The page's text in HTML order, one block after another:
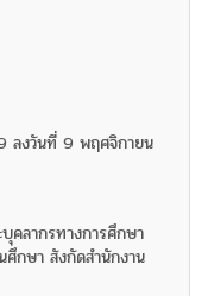
ลงวันที่ 9 พฤศจิกายน
คลากรทางการศึกษา
ศึกษา สังกัดสำนักงาน